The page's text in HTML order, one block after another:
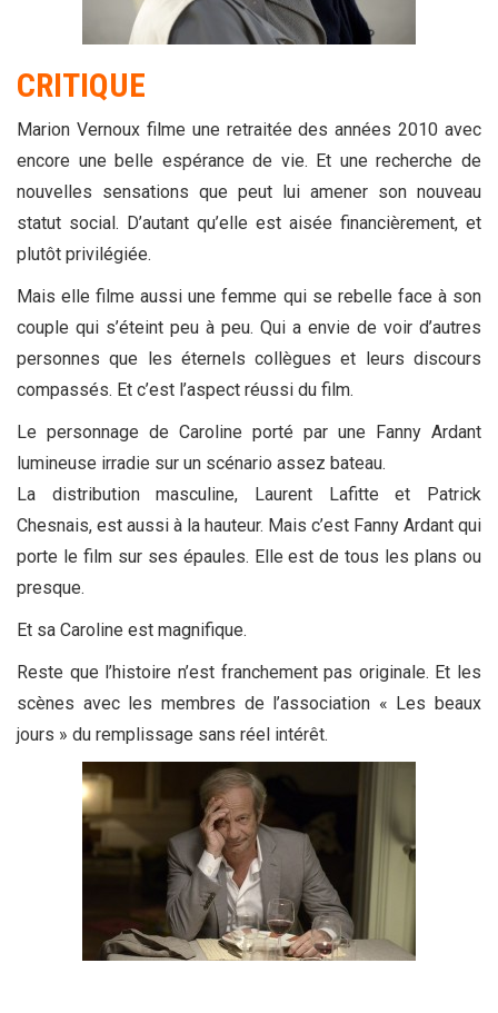
CRITIQUE
Marion Vernoux filme une retraitée des années 2010 avec
encore une belle espérance de vie. Et une recherche de
nouvelles sensations que peut lui amener son nouveau
statut social. D’autant qu’elle est aisée financièrement, et
plutôt privilégiée.
Mais elle filme aussi une femme qui se rebelle face à son
couple qui s’éteint peu à peu. Qui a envie de voir d’autres
personnes que les éternels collègues et leurs discours
compassés. Et c’est l’aspect réussi du film.
Le personnage de Caroline porté par une Fanny Ardant
lumineuse irradie sur un scénario assez bateau.
La distribution masculine, Laurent Lafitte et Patrick
Chesnais, est aussi à la hauteur. Mais c’est Fanny Ardant qui
porte le film sur ses épaules. Elle est de tous les plans ou
presque.
Et sa Caroline est magnifique.
Reste que l’histoire n’est franchement pas originale. Et les
scènes avec les membres de l’association « Les beaux
jours » du remplissage sans réel intérêt.